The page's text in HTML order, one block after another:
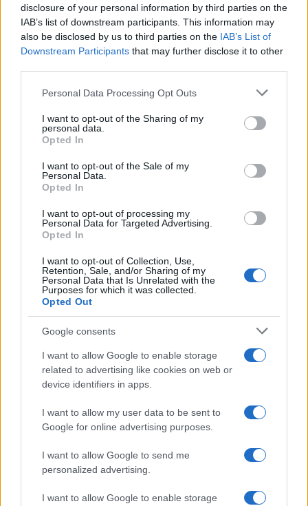
disclosure of your personal information by third parties on the
IAB’s list of downstream participants. This information may
also be disclosed by us to third parties on the IAB’s List of
Downstream Participants that may further disclose it to other
Please note that this website/app uses one or more Google
not limited to your visit or usage behaviour. You may click to
grant or deny consent to Google and its third-party tags to
use your data for below specified purposes in below Google
consent section.
Personal Data Processing Opt Outs
I want to opt-out of the Sharing of my
personal data.
Opted In
I want to opt-out of the Sale of my
Personal Data.
Opted In
I want to opt-out of processing my
Personal Data for Targeted Advertising.
Opted In
I want to opt-out of Collection, Use,
Retention, Sale, and/or Sharing of my
Personal Data that Is Unrelated with the
Purposes for which it was collected.
Opted Out
Google consents
I want to allow Google to enable storage
related to advertising like cookies on web or
device identifiers in apps.
I want to allow my user data to be sent to
Google for online advertising purposes.
I want to allow Google to send me
personalized advertising.
I want to allow Google to enable storage
El empresario José Elías analiza el mercado inmobiliario y sus
consecuencias en la jubilación
Marta Ruiz · 5 Ago 2026
FINANZAS
La Reserva Federal aprueba la adquisición de Webster Bank
Marta Ruiz · 5 Ago 2026